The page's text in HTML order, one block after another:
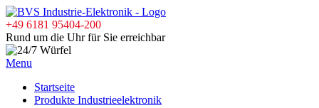
+49 6181 95404-200
Rund um die Uhr für Sie erreichbar
Menu
Startseite
Produkte Industrieelektronik